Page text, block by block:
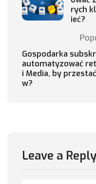
rych
ieć?
Gospodarka
automatyzować
i Media, by
w?
Leave a Reply